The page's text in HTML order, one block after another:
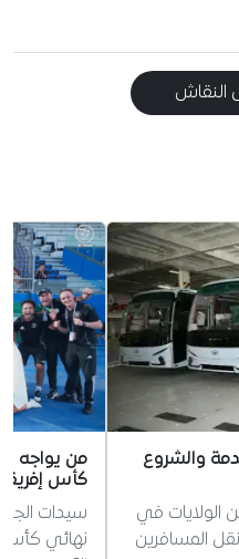
النقاش
والشروع
الولايات في
المسافرين
من يواجه
كأس
سيدات